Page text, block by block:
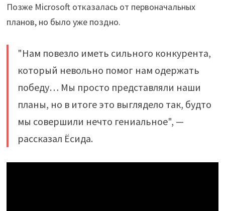
Позже Microsoft отказалась от первоначальных
планов, но было уже поздно.
"Нам повезло иметь сильного конкурента,
который невольно помог нам одержать
победу… Мы просто представляли наши
планы, но в итоге это выглядело так, будто
мы совершили нечто гениальное", —
рассказал Ёсида.